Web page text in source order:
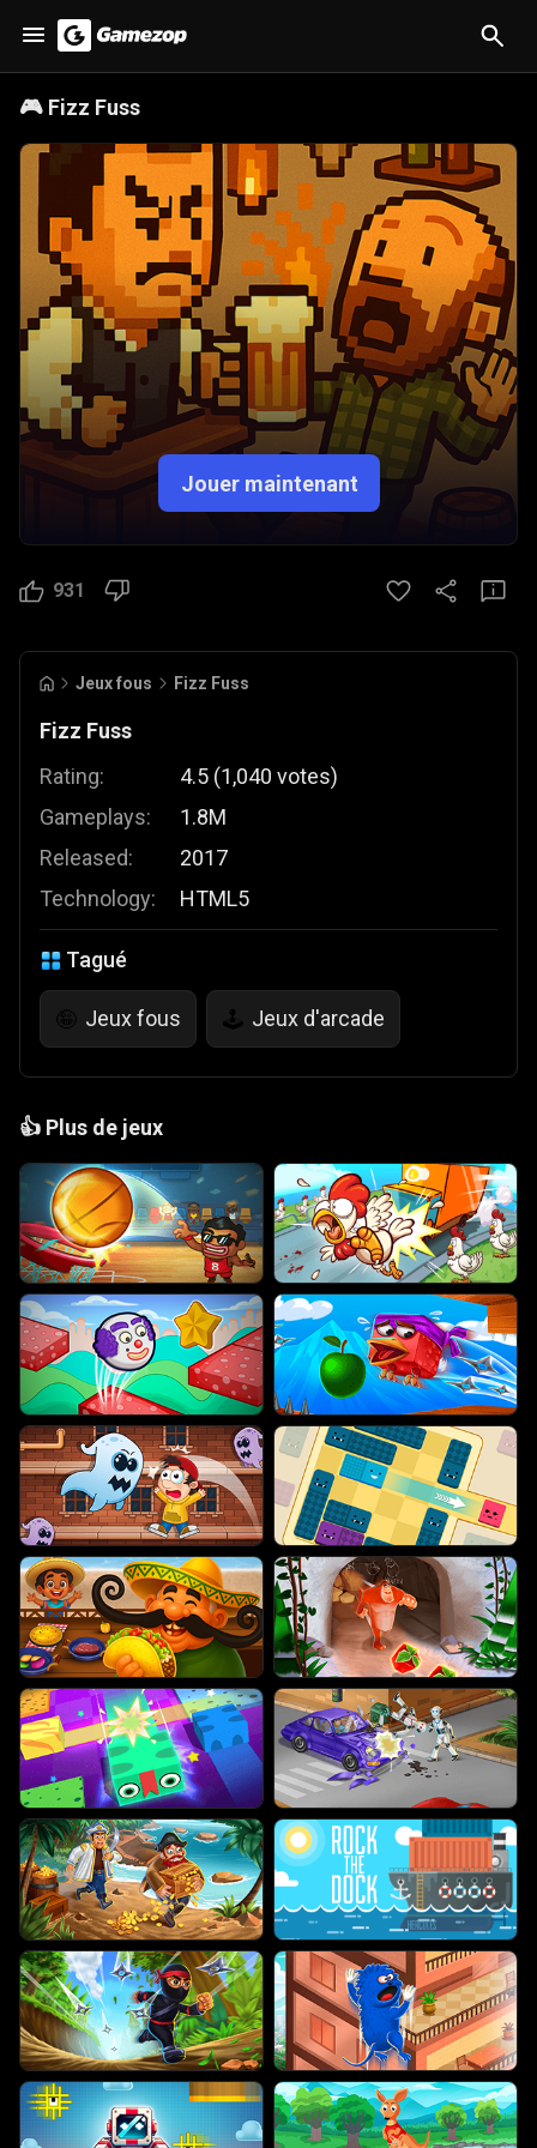
🎮 Fizz Fuss
Jouer maintenant
931
Jeux fous Fizz Fuss
Fizz Fuss
Rating:
Gameplays:
Released:
Technology:
4.5 (1,040 votes)
1.8M
2017
HTML5
Tagué
🤪 Jeux fous 🕹️ Jeux d'arcade
👍 Plus de jeux